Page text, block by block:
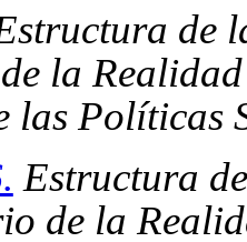
de
la
las Políticas
Estructura
de la